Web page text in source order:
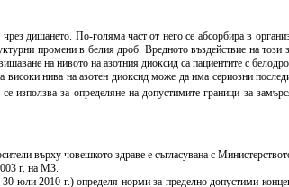
дишането. По-голяма част от него се абсорбира в
промени в белия дроб. Вредното въздействие на
на нивото на азотния диоксид са пациентите с
високи нива на азотен диоксид може да има сериозни
използва за определяне на допустимите граници за
върху човешкото здраве е съгласувана с
г. на МЗ.
2010 г.) определя норми за пределно допустими